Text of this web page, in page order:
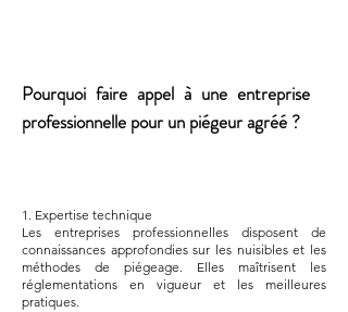
Pourquoi faire appel à une entreprise
professionnelle pour un piégeur agréé ?
1. Expertise technique
Les entreprises professionnelles disposent de
connaissances approfondies sur les nuisibles et les
méthodes de piégeage. Elles maîtrisent les
réglementations en vigueur et les meilleures
pratiques.